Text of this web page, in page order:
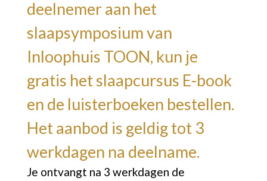
deelnemer aan het
slaapsymposium van
Inloophuis TOON, kun je
gratis het slaapcursus E-book
en de luisterboeken bestellen.
Het aanbod is geldig tot 3
werkdagen na deelname.
Je ontvangt na 3 werkdagen de